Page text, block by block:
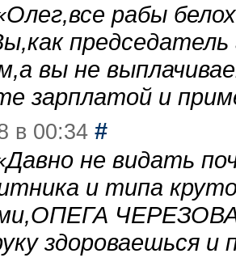
Олег,все рабы
вы не
зарплатой и
в 00:34 #
Давно не видать
и типа
здороваешься